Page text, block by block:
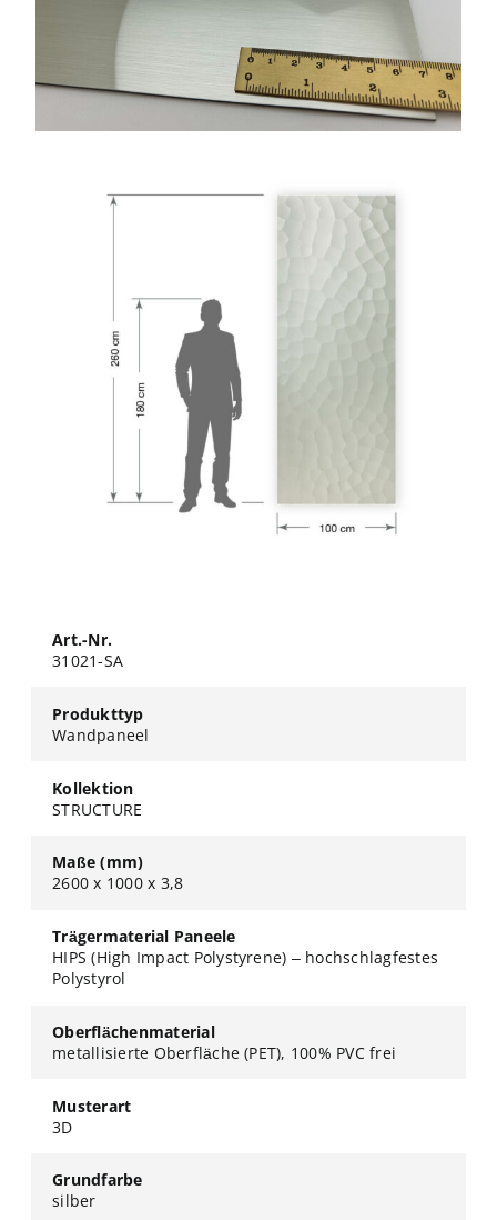
Art.-Nr.
31021-SA
Produkttyp
Wandpaneel
Kollektion
STRUCTURE
Maße (mm)
2600 x 1000 x 3,8
Trägermaterial Paneele
HIPS (High Impact Polystyrene) – hochschlagfestes
Polystyrol
Oberflächenmaterial
metallisierte Oberfläche (PET), 100% PVC frei
Musterart
3D
Grundfarbe
silber